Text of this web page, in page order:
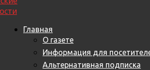
Главная
О газете
Информация для
Альтернативная подписка